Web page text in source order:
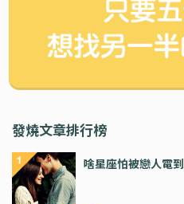
發燒文章排行榜
啥星座怕被戀人電到